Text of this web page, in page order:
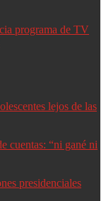
programa de TV
lejos de las
cuentas: “ni gané ni
presidenciales